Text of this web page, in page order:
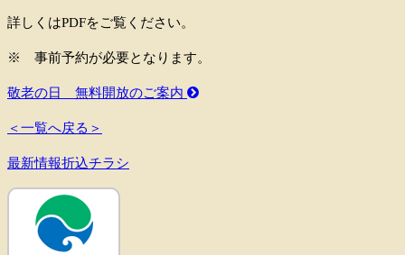
詳しくはPDFをご覧ください。
※ 事前予約が必要となります。
敬老の日 無料開放のご案内
＜一覧へ戻る＞
最新情報折込チラシ